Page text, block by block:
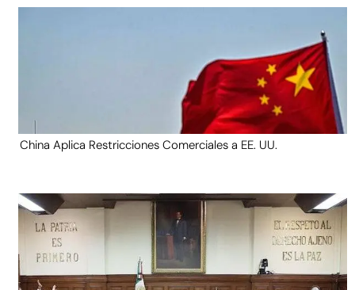
China Aplica Restricciones Comerciales a EE. UU.